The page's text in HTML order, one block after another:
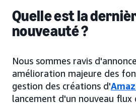
Quelle est la
nouveauté ?
Nous sommes ravis
amélioration majeure des
gestion des créations d'
lancement d'un nouveau flux